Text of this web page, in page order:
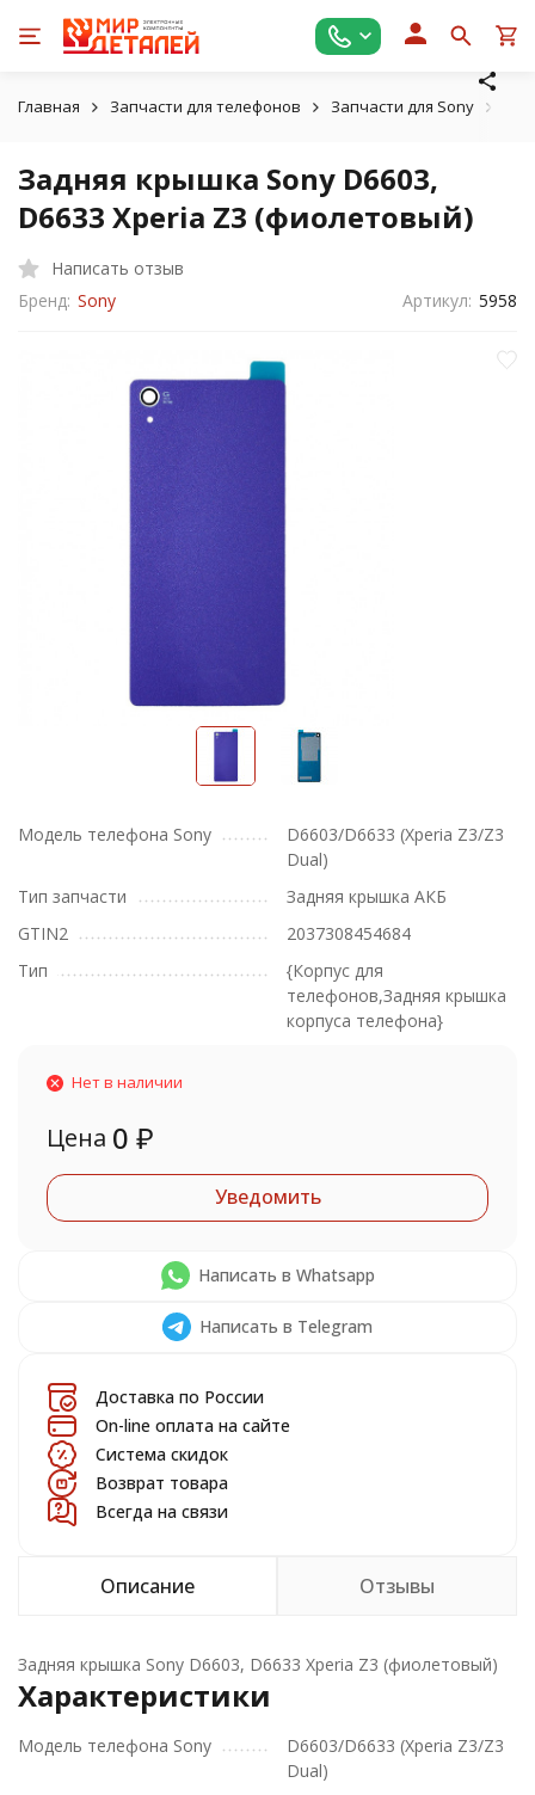
Главная Запчасти для телефонов Запчасти для Sony
Задняя крышка Sony D6603,
D6633 Xperia Z3 (фиолетовый)
Написать отзыв
Бренд: Sony Артикул: 5958
Модель телефона Sony
D6603/D6633 (Xperia Z3/Z3
Dual)
Тип запчасти
Задняя крышка АКБ
GTIN2
2037308454684
Тип
{Корпус для
телефонов,Задняя крышка
корпуса телефона}
Нет в наличии
Цена 0 ₽
Уведомить
Написать в Whatsapp
Написать в Telegram
Доставка по России
On-line оплата на сайте
Система скидок
Возврат товара
Всегда на связи
Описание Отзывы
Задняя крышка Sony D6603, D6633 Xperia Z3 (фиолетовый)
Характеристики
Модель телефона Sony
D6603/D6633 (Xperia Z3/Z3
Dual)